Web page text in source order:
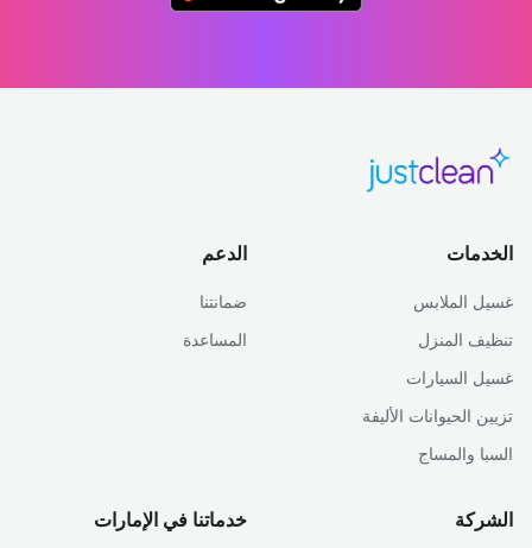
الخدمات
غسيل الملابس
تنظيف المنزل
غسيل السيارات
تزيين الحيوانات الأليفة
السبا والمساج
الدعم
ضمانتنا
المساعدة
الشركة خدماتنا في الإمارات